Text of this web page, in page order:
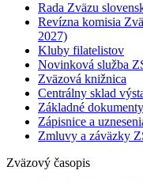
Rada Zväzu
Revízna komisia
2027)
Kluby filatelistov
Novinková služba
Zväzová knižnica
Centrálny sklad
Základné
Zápisnice a
Zmluvy a záväzky
Zväzový časopis